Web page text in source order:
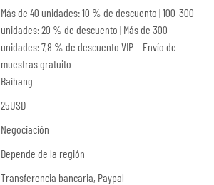
Más de 40 unidades: 10 % de descuento | 100-300
unidades: 20 % de descuento | Más de 300
unidades: 7,8 % de descuento VIP + Envío de
muestras gratuito
Baihang
25USD
Negociación
Depende de la región
Transferencia bancaria, Paypal